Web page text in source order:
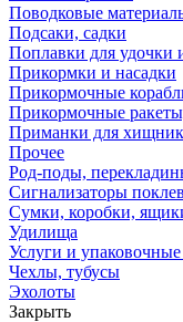
Поводковые
Подсаки, садки
Поплавки для удочки
Прикормки и насадки
Прикормочные
Прикормочные
Приманки для
Прочее
Род-поды,
Сигнализаторы
Сумки, коробки,
Удилища
Услуги и
Чехлы, тубусы
Эхолоты
Закрыть